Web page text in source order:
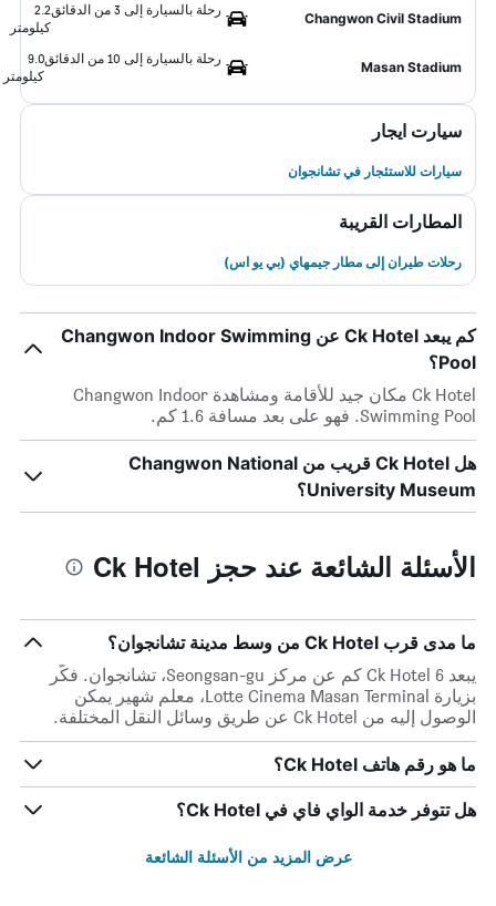
Changwon Civil Stadium
رحلة بالسيارة إلى 3 من الدقائق
2.2
كيلومتر
Masan Stadium
رحلة بالسيارة إلى 10 من الدقائق
9.0
كيلومتر
سيارت ايجار
سيارات للاستئجار في تشانجوان
المطارات القريبة
رحلات طيران إلى مطار جيمهاي (بي يو اس)
كم يبعد Ck Hotel عن Changwon Indoor Swimming
Pool؟
Ck Hotel مكان جيد للأقامة ومشاهدة Changwon Indoor
Swimming Pool. فهو على بعد مسافة 1.6 كم.
هل Ck Hotel قريب من Changwon National
University Museum؟
الأسئلة الشائعة عند حجز Ck Hotel
ما مدى قرب Ck Hotel من وسط مدينة تشانجوان؟
يبعد Ck Hotel 6 كم عن مركز Seongsan-gu، تشانجوان. فكّر
بزيارة Lotte Cinema Masan Terminal، معلم شهير يمكن
الوصول إليه من Ck Hotel عن طريق وسائل النقل المختلفة.
ما هو رقم هاتف Ck Hotel؟
هل تتوفر خدمة الواي فاي في Ck Hotel؟
عرض المزيد من الأسئلة الشائعة